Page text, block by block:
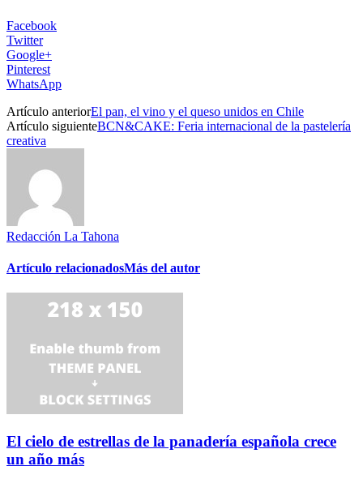
Facebook
Twitter
Google+
Pinterest
WhatsApp
Artículo anteriorEl pan, el vino y el queso unidos en Chile
Artículo siguienteBCN&CAKE: Feria internacional de la pastelería
creativa
Redacción La Tahona
Artículo relacionadosMás del autor
El cielo de estrellas de la panadería española crece
un año más